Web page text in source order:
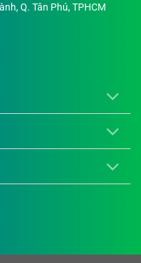
Q. Tân Phú, TPHCM